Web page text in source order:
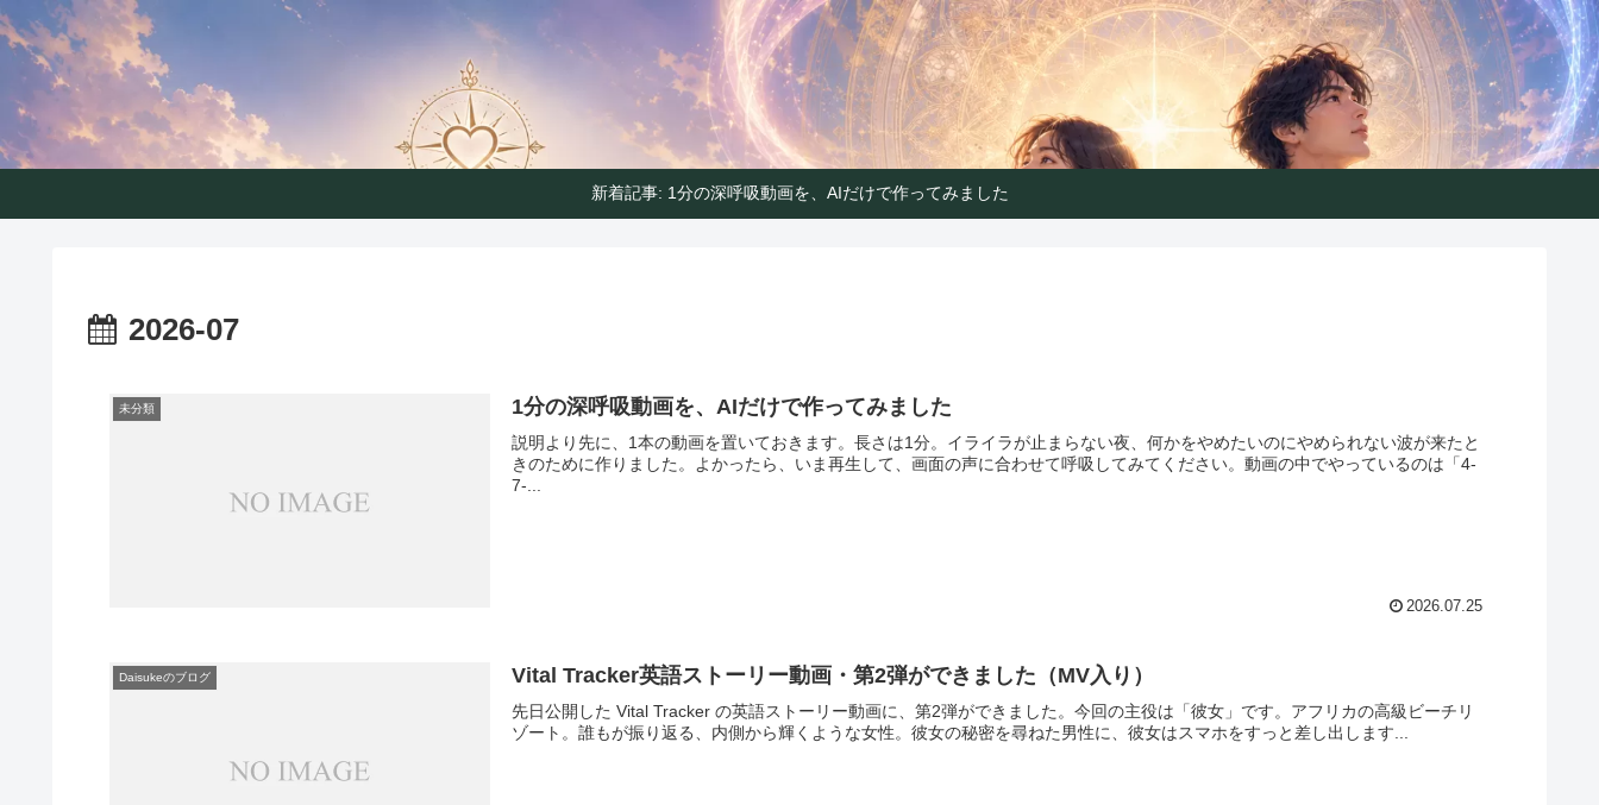
ハートの声で気分よく生きるガイド
こころコンパス｜ハートの声で気分よく生きるガイド
新着記事: 1分の深呼吸動画を、AIだけで作ってみました
2026-07
未分類 1分の深呼吸動画を、AIだけで作ってみました
説明より先に、1本の動画を置いておきます。長さは1分。イライラが止まらない夜、何かをやめたいのにやめられない波が来たと
きのために作りました。よかったら、いま再生して、画面の声に合わせて呼吸してみてください。動画の中でやっているのは「4-
7-...
2026.07.25
Daisukeのブログ Vital Tracker英語ストーリー動画・第2弾ができました（MV入り）
先日公開した Vital Tracker の英語ストーリー動画に、第2弾ができました。今回の主役は「彼女」です。アフリカの高級ビーチリ
ゾート。誰もが振り返る、内側から輝くような女性。彼女の秘密を尋ねた男性に、彼女はスマホをすっと差し出します...